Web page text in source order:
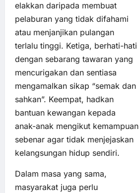
elakkan daripada membuat
pelaburan yang tidak difahami
atau menjanjikan pulangan
terlalu tinggi. Ketiga, berhati-hati
dengan sebarang tawaran yang
mencurigakan dan sentiasa
mengamalkan sikap “semak dan
sahkan”. Keempat, hadkan
bantuan kewangan kepada
anak-anak mengikut kemampuan
sebenar agar tidak menjejaskan
kelangsungan hidup sendiri.
Dalam masa yang sama,
masyarakat juga perlu